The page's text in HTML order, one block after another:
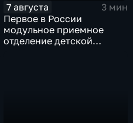
7 августа
3 мин
Первое в России
модульное приемное
отделение детской